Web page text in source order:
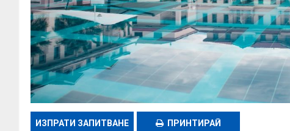
ИЗПРАТИ ЗАПИТВАНЕ ПРИНТИРАЙ